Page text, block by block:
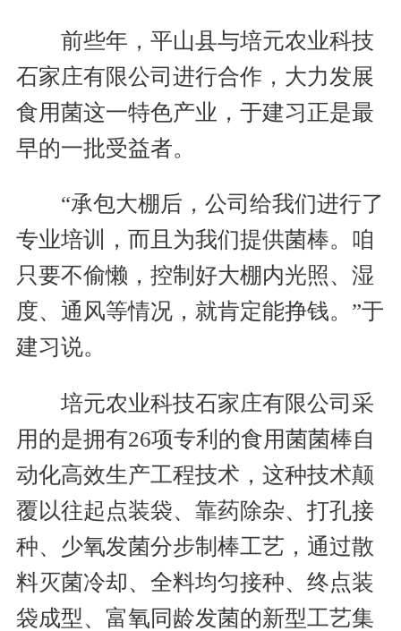
前些年，平山县与培元农业科技
石家庄有限公司进行合作，大力发展
食用菌这一特色产业，于建习正是最
早的一批受益者。
“承包大棚后，公司给我们进行了
专业培训，而且为我们提供菌棒。咱
只要不偷懒，控制好大棚内光照、湿
度、通风等情况，就肯定能挣钱。”于
建习说。
培元农业科技石家庄有限公司采
用的是拥有26项专利的食用菌菌棒自
动化高效生产工程技术，这种技术颠
覆以往起点装袋、靠药除杂、打孔接
种、少氧发菌分步制棒工艺，通过散
料灭菌冷却、全料均匀接种、终点装
袋成型、富氧同龄发菌的新型工艺集